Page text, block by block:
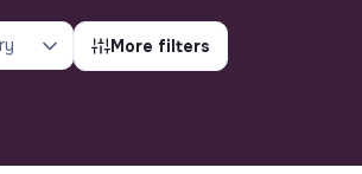
More filters